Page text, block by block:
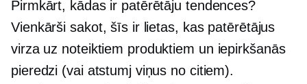
Pirmkārt, kādas ir patērētāju tendences?
Vienkārši sakot, šīs ir lietas, kas patērētājus
virza uz noteiktiem produktiem un iepirkšanās
pieredzi (vai atstumj viņus no citiem).